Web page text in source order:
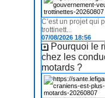
C’est un projet qui
trottinett...
07/08/2026 18:56
Pourquoi le
chez les
motards ?